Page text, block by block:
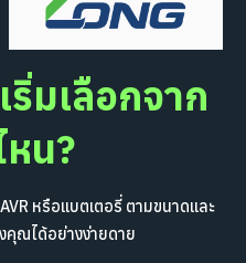
ริ่มเลือกจาก
หน?
หรือแบตเตอรี่ ตามขนาดและ
คุณได้อย่างง่ายดาย